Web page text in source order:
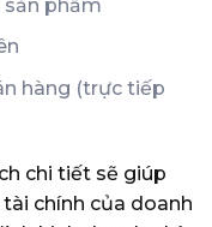
phẩm
hàng (trực tiếp
chi tiết sẽ giúp
chính của doanh